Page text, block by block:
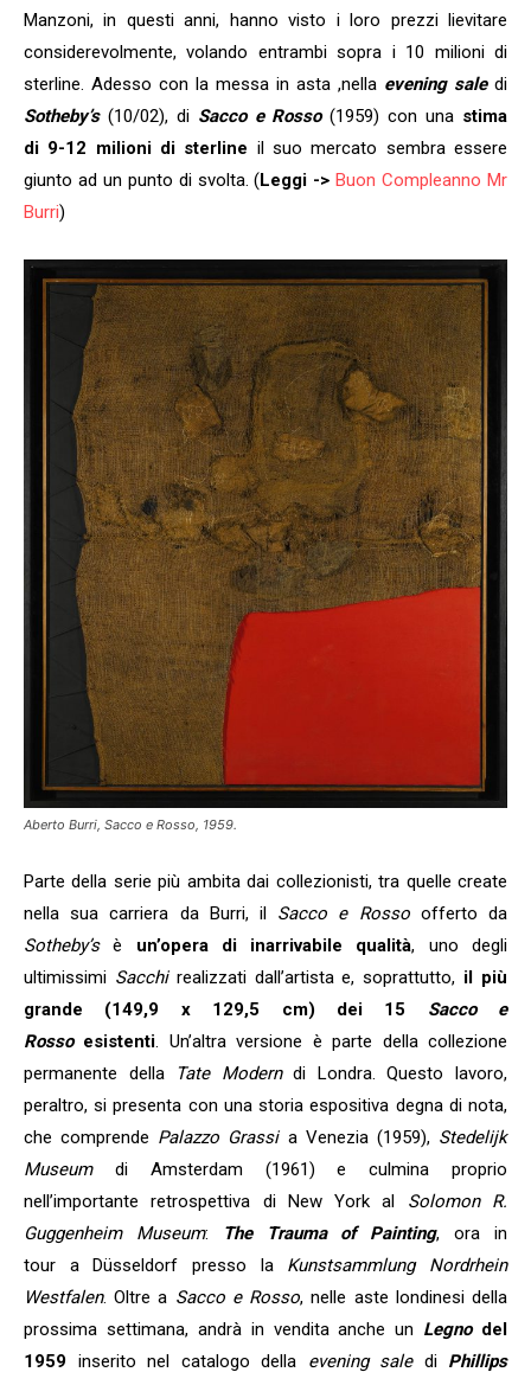
Manzoni, in questi anni, hanno visto i loro prezzi lievitare
considerevolmente, volando entrambi sopra i 10 milioni di
sterline. Adesso con la messa in asta ,nella evening saledi
Sotheby’s(10/02), di Sacco e Rosso(1959) con una stima
di 9-12 milioni di sterline il suo mercato sembra essere
giunto ad un punto di svolta. (Leggi -> Buon Compleanno Mr
Burri)
Aberto Burri, Sacco e Rosso, 1959.
Parte della serie più ambita dai collezionisti, tra quelle create
nella sua carriera da Burri, il Sacco e Rossoofferto da
Sotheby’sè un’opera di inarrivabile qualità, uno degli
ultimissimi Sacchi realizzati dall’artista e, soprattutto, il più
grande (149,9 x 129,5 cm) dei 15 Sacco e
Rossoesistenti. Un’altra versione è parte della collezione
permanente della
Tate Moderndi Londra. Questo lavoro,
peraltro, si presenta con una storia espositiva degna di nota,
che comprende Palazzo Grassia Venezia (1959), Stedelijk
Museumdi Amsterdam (1961) e culmina proprio
nell’importante retrospettiva di New York al Solomon R.
Guggenheim Museum: The Trauma of Painting, ora in
tour a Düsseldorf presso la Kunstsammlung Nordrhein
Westfalen. Oltre a Sacco e Rosso, nelle aste londinesi della
prossima settimana, andrà in vendita anche un Legnodel
1959 inserito nel catalogo della evening saledi Phillips